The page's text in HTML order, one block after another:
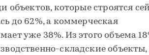
объектов, которые строятся
до 62%, а коммерческая
уже 38%. Из этого объема
складские объекты,